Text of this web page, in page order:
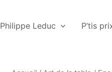
Philippe Leduc P’tis